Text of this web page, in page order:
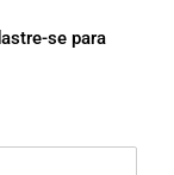
se para